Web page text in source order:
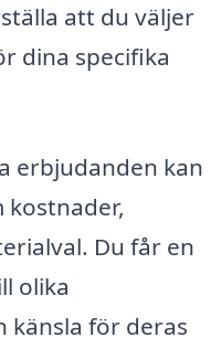
att du väljer
dina specifika
erbjudanden kan
kostnader,
Du får en
olika
känsla för deras